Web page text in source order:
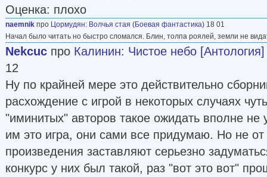
Оценка: плохо
naemnik про Цормудян: Волчья стая (Боевая фантастика) 18 01
Начал было читать но быстро сломался. Блин, толпа роялей, земли не
Nekcuc про Калинин: Чистое небо [Антология]
12
Ну по крайней мере это действительно
расхождение с игрой в некоторых случаях
"иминитых" авторов такое ожидать вполне не
им это игра, они сами все придумаю. Но не
произведения заставляют серьезно
конкурс у них был такой, раз "вот это вот"